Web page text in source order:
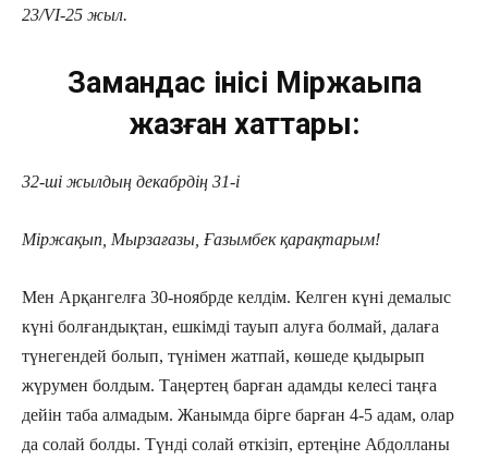
23/VІ-25 жыл.
Замандас інісі Міржақыпқа
жазған хаттары:
32-ші жылдың декабрдің 31-і
Міржақып, Мырзағазы, Ғазымбек қарақтарым!
Мен Арқангелға 30-ноябрде келдім. Келген күні демалыс
күні болғандықтан, ешкімді тауып алуға болмай, далаға
түнегендей болып, түнімен жатпай, көшеде қыдырып
жүрумен болдым. Таңертең барған адамды келесі таңға
дейін таба алмадым. Жанымда бірге барған 4-5 адам, олар
да солай болды. Түнді солай өткізіп, ертеңіне Абдолланы